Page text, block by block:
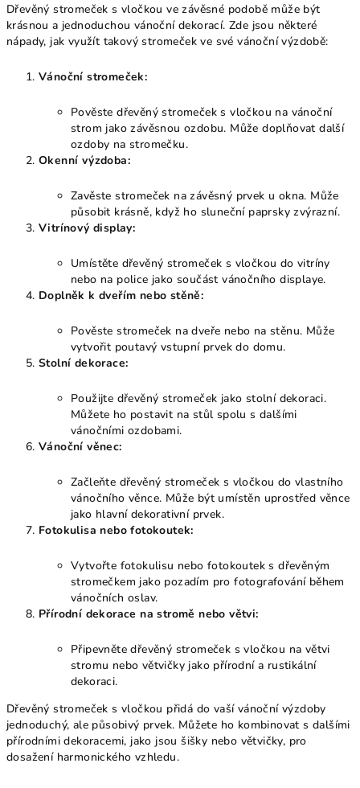
Dřevěný stromeček s vločkou ve závěsné podobě může být
krásnou a jednoduchou vánoční dekorací. Zde jsou některé
nápady, jak využít takový stromeček ve své vánoční výzdobě:
Vánoční stromeček:
Pověste dřevěný stromeček s vločkou na vánoční
strom jako závěsnou ozdobu. Může doplňovat další
ozdoby na stromečku.
Okenní výzdoba:
Zavěste stromeček na závěsný prvek u okna. Může
působit krásně, když ho sluneční paprsky zvýrazní.
Vitrínový display:
Umístěte dřevěný stromeček s vločkou do vitríny
nebo na police jako součást vánočního displaye.
Doplněk k dveřím nebo stěně:
Pověste stromeček na dveře nebo na stěnu. Může
vytvořit poutavý vstupní prvek do domu.
Stolní dekorace:
Použijte dřevěný stromeček jako stolní dekoraci.
Můžete ho postavit na stůl spolu s dalšími
vánočními ozdobami.
Vánoční věnec:
Začleňte dřevěný stromeček s vločkou do vlastního
vánočního věnce. Může být umístěn uprostřed věnce
jako hlavní dekorativní prvek.
Fotokulisa nebo fotokoutek:
Vytvořte fotokulisu nebo fotokoutek s dřevěným
stromečkem jako pozadím pro fotografování během
vánočních oslav.
Přírodní dekorace na stromě nebo větvi:
Připevněte dřevěný stromeček s vločkou na větvi
stromu nebo větvičky jako přírodní a rustikální
dekoraci.
Dřevěný stromeček s vločkou přidá do vaší vánoční výzdoby
jednoduchý, ale působivý prvek. Můžete ho kombinovat s dalšími
přírodními dekoracemi, jako jsou šišky nebo větvičky, pro
dosažení harmonického vzhledu.